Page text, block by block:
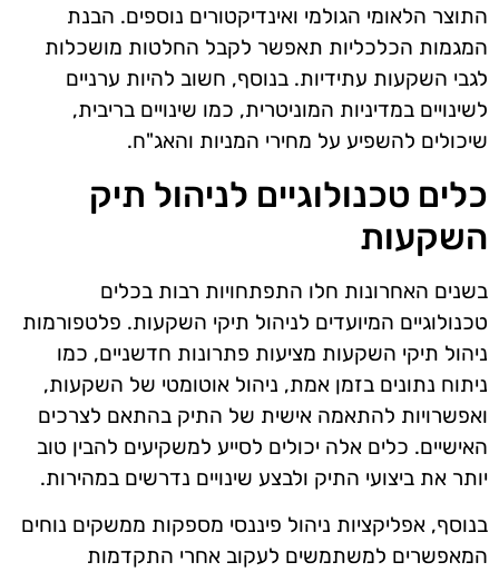
התוצר הלאומי הגולמי ואינדיקטורים נוספים. הבנת
המגמות הכלכליות תאפשר לקבל החלטות מושכלות
לגבי השקעות עתידיות. בנוסף, חשוב להיות ערניים
לשינויים במדיניות המוניטרית, כמו שינויים בריבית,
שיכולים להשפיע על מחירי המניות והאג"ח.
כלים טכנולוגיים לניהול תיק
השקעות
בשנים האחרונות חלו התפתחויות רבות בכלים
טכנולוגיים המיועדים לניהול תיקי השקעות. פלטפורמות
ניהול תיקי השקעות מציעות פתרונות חדשניים, כמו
ניתוח נתונים בזמן אמת, ניהול אוטומטי של השקעות,
ואפשרויות להתאמה אישית של התיק בהתאם לצרכים
האישיים. כלים אלה יכולים לסייע למשקיעים להבין טוב
יותר את ביצועי התיק ולבצע שינויים נדרשים במהירות.
בנוסף, אפליקציות ניהול פיננסי מספקות ממשקים נוחים
המאפשרים למשתמשים לעקוב אחרי התקדמות